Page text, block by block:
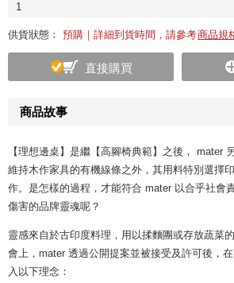
商品故事
【理想邊桌】是繼【高腳椅典範】之後， mater
維持木作家具的有機線條之外，其用料特別選擇
作。是怎樣的過程，才能符合 mater 以合乎社會
傷害的品牌靈魂呢？
靈感來自於古印度料理，用以揉麵團或存放蔬菜
會上，mater 透過公開提案並被接受及許可後，
入以下理念：
1
供貨狀態： 預購｜詳細到貨時間，請參考商品規
直接購買